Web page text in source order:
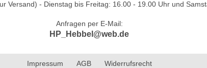
Versand) - Dienstag bis Freitag: 16.00 - 19.00 Uhr und
Anfragen per E-Mail:
HP_Hebbel@web.de
Impressum AGB Widerrufsrecht